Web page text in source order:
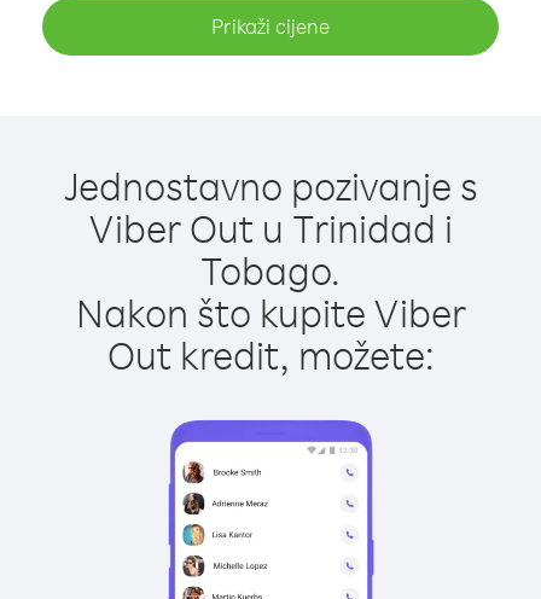
Prikaži cijene
Jednostavno pozivanje s
Viber Out u Trinidad i
Tobago.
Nakon što kupite Viber
Out kredit, možete: